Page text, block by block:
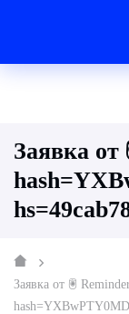
Заявка
Заявка от 🖲